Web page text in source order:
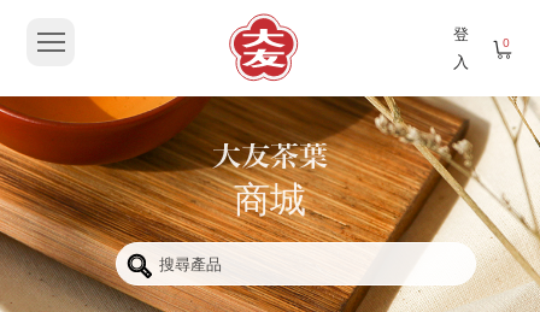
登
入
0
商城